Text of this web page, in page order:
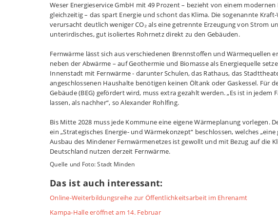
Weser Energieservice GmbH mit 49 Prozent – bezieht von einem
gleichzeitig – das spart Energie und schont das Klima. Die sogenannte
verursacht deutlich weniger CO₂ als eine getrennte Erzeugung von Strom
unterirdisches, gut isoliertes Rohrnetz direkt zu den Gebäuden.
Fernwärme lässt sich aus verschiedenen Brennstoffen und Wärmequellen
neben der Abwärme – auf Geothermie und Biomasse als Energiequelle
Innenstadt mit Fernwärme - darunter Schulen, das Rathaus, das
angeschlossenen Haushalte benötigen keinen Öltank oder Gaskessel. Für
Gebäude (BEG) gefördert wird, muss extra gezahlt werden. „Es ist in
lassen, als nachher“, so Alexander Rohlfing.
Bis Mitte 2028 muss jede Kommune eine eigene Wärmeplanung vorlegen.
ein „Strategisches Energie- und Wärmekonzept“ beschlossen, welches
Ausbau des Mindener Fernwärmenetzes ist gewollt und mit Bezug auf die
Deutschland nutzen derzeit Fernwärme.
Quelle und Foto: Stadt Minden
Das ist auch interessant:
Online-Weiterbildungsreihe zur Öffentlichkeitsarbeit im Ehrenamt
Kampa-Halle eröffnet am 14. Februar